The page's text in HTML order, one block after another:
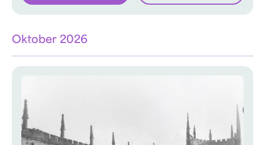
Oktober 2026